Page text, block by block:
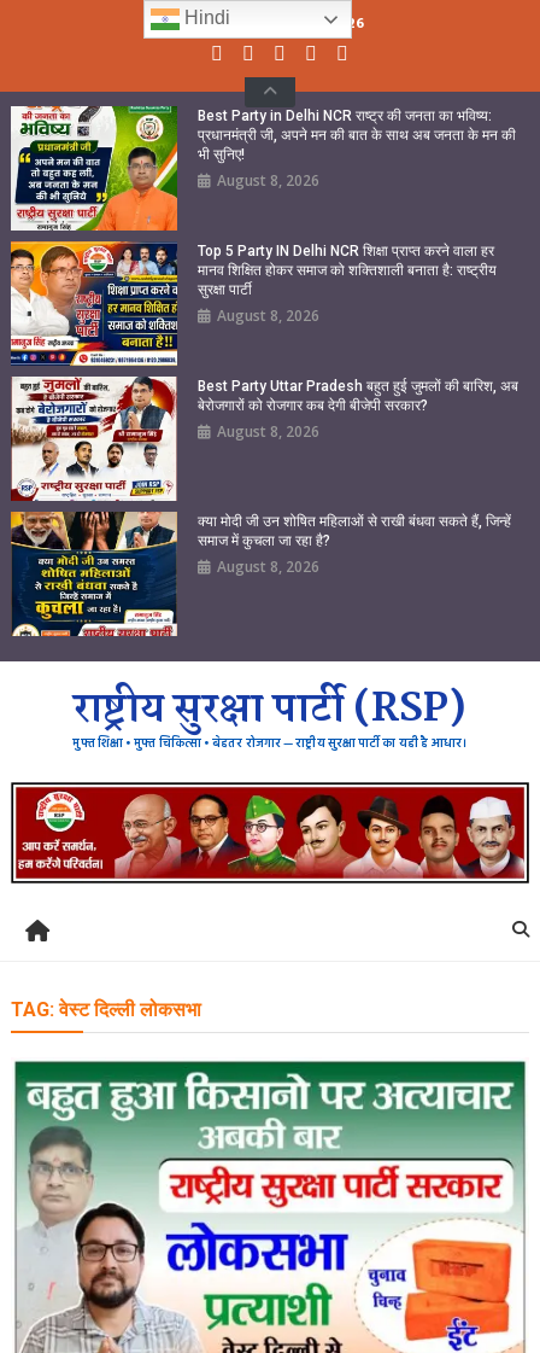
Sunday, August 09, 2026
Best Party in Delhi NCR राष्ट्र की जनता का भविष्य:
प्रधानमंत्री जी, अपने मन की बात के साथ अब जनता के मन की
भी सुनिए!
August 8, 2026
Top 5 Party IN Delhi NCR शिक्षा प्राप्त करने वाला हर
मानव शिक्षित होकर समाज को शक्तिशाली बनाता है: राष्ट्रीय
सुरक्षा पार्टी
August 8, 2026
Best Party Uttar Pradesh बहुत हुई जुमलों की बारिश, अब
बेरोजगारों को रोजगार कब देगी बीजेपी सरकार?
August 8, 2026
क्या मोदी जी उन शोषित महिलाओं से राखी बंधवा सकते हैं, जिन्हें
समाज में कुचला जा रहा है?
August 8, 2026
राष्ट्रीय सुरक्षा पार्टी (RSP)
मुफ्त शिक्षा • मुफ्त चिकित्सा • बेहतर रोजगार — राष्ट्रीय सुरक्षा पार्टी का यही है आधार।
TAG:वेस्ट दिल्ली लोकसभा
Hindi